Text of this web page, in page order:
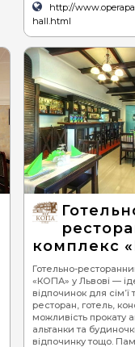
http://
hall.html
комплекс
Готельно-
«КОПА» у Львові —
відпочинок для сім’ї
ресторан, готель,
можливість прокату
альтанки та
відпочинку тощо.